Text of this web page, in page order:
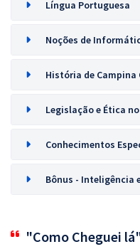
Língua Portuguesa
Noções de
História de Campina
Legislação e Ética
Conhecimentos
Bônus - Inteligência
"Como Cheguei